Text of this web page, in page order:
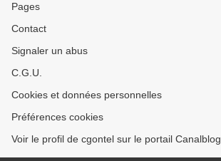
Pages
Contact
Signaler un abus
C.G.U.
Cookies et données personnelles
Préférences cookies
Voir le profil de cgontel sur le portail Canalblog